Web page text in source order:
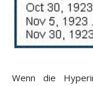
Wenn die